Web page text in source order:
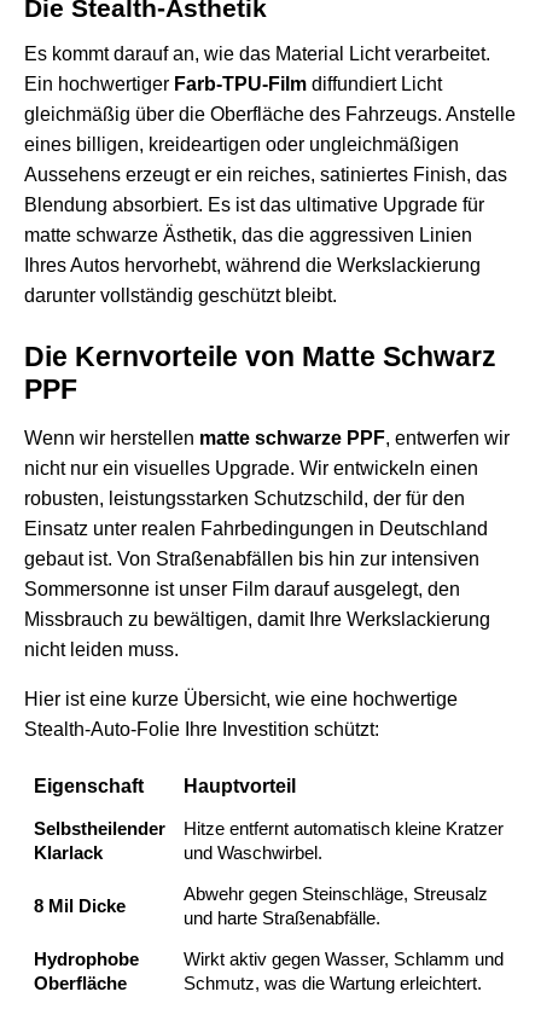
Die Stealth-Ästhetik
Es kommt darauf an, wie das Material Licht verarbeitet.
Ein hochwertiger Farb-TPU-Film diffundiert Licht
gleichmäßig über die Oberfläche des Fahrzeugs. Anstelle
eines billigen, kreideartigen oder ungleichmäßigen
Aussehens erzeugt er ein reiches, satiniertes Finish, das
Blendung absorbiert. Es ist das ultimative Upgrade für
matte schwarze Ästhetik, das die aggressiven Linien
Ihres Autos hervorhebt, während die Werkslackierung
darunter vollständig geschützt bleibt.
Die Kernvorteile von Matte Schwarz
PPF
Wenn wir herstellen matte schwarze PPF, entwerfen wir
nicht nur ein visuelles Upgrade. Wir entwickeln einen
robusten, leistungsstarken Schutzschild, der für den
Einsatz unter realen Fahrbedingungen in Deutschland
gebaut ist. Von Straßenabfällen bis hin zur intensiven
Sommersonne ist unser Film darauf ausgelegt, den
Missbrauch zu bewältigen, damit Ihre Werkslackierung
nicht leiden muss.
Hier ist eine kurze Übersicht, wie eine hochwertige
Stealth-Auto-Folie Ihre Investition schützt:
Eigenschaft Hauptvorteil
Selbstheilender
Klarlack
Hitze entfernt automatisch kleine Kratzer
und Waschwirbel.
8 Mil Dicke
Abwehr gegen Steinschläge, Streusalz
und harte Straßenabfälle.
Hydrophobe
Oberfläche
Wirkt aktiv gegen Wasser, Schlamm und
Schmutz, was die Wartung erleichtert.